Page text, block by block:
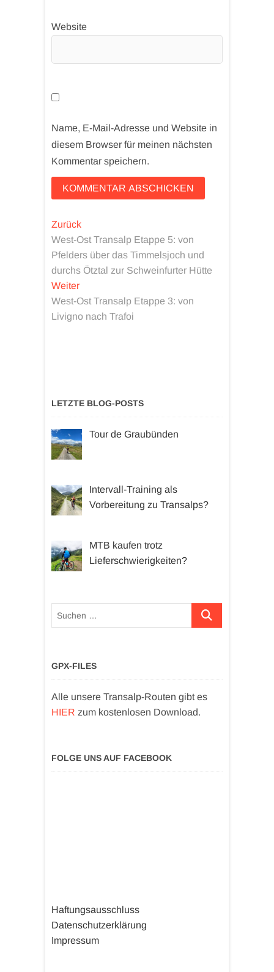
Website
Name, E-Mail-Adresse und Website in
diesem Browser für meinen nächsten
Kommentar speichern.
Beitragsnavigation
ZurückVorheriger
Beitrag:
West-Ost Transalp Etappe 5: von
Pfelders über das Timmelsjoch und
durchs Ötztal zur Schweinfurter Hütte
WeiterNächster
Beitrag:
West-Ost Transalp Etappe 3: von
Livigno nach Trafoi
LETZTE BLOG-POSTS
Tour de Graubünden
Intervall-Training als
Vorbereitung zu Transalps?
MTB kaufen trotz
Lieferschwierigkeiten?
Suchen …
GPX-FILES
Alle unsere Transalp-Routen gibt es
HIER zum kostenlosen Download.
FOLGE UNS AUF FACEBOOK
Haftungsausschluss
Datenschutzerklärung
Impressum